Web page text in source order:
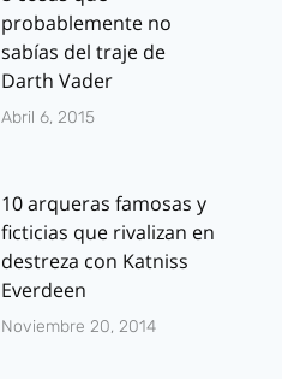
nostálgica
probablemente no
sabías del traje de
Darth Vader
Abril 6, 2015
10 arqueras famosas y
ficticias que rivalizan en
destreza con Katniss
Everdeen
Noviembre 20, 2014